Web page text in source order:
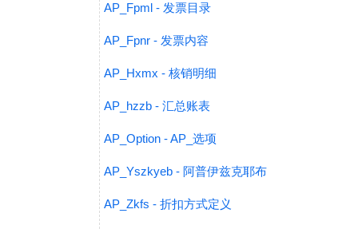
AP_Fpml - 发票目录
AP_Fpnr - 发票内容
AP_Hxmx - 核销明细
AP_hzzb - 汇总账表
AP_Option - AP_选项
AP_Yszkyeb - 阿普伊兹克耶布
AP_Zkfs - 折扣方式定义